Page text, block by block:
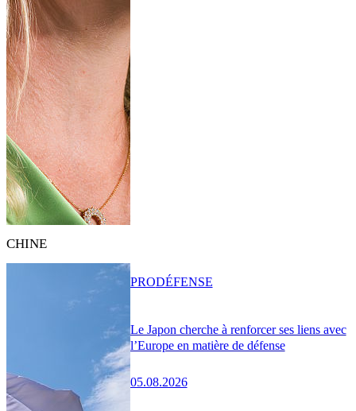
CHINE
Le Japon cherche à renforcer ses liens avec
l’Europe en matière de défense
05.08.2026
PRODÉFENSE